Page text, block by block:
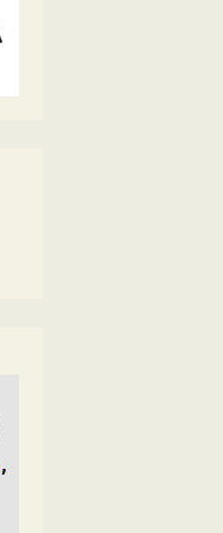
,